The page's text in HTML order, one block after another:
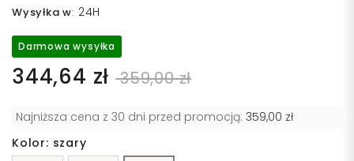
Wysyłka w: 24H
Darmowa wysyłka
344,64 zł 359,00 zł
Najniższa cena z 30 dni przed promocją: 359,00 zł
Kolor: szary